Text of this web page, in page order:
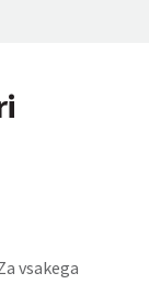
vsakega